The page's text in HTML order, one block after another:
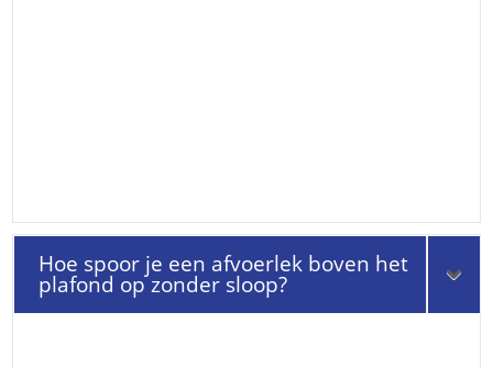
Hoe spoor je een afvoerlek boven het
plafond op zonder sloop?